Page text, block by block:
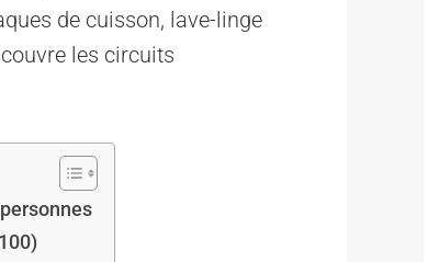
de cuisson, lave-linge
les circuits